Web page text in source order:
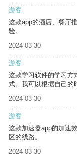
游客
这款app的酒店、餐厅
验。
2024-03-30
游客
这款学习软件的学习方
式。我可以根据自己的
2024-03-30
游客
这款加速器app的加速
区的线路。
2024-03-30